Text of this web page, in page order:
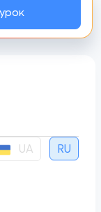
UA RU